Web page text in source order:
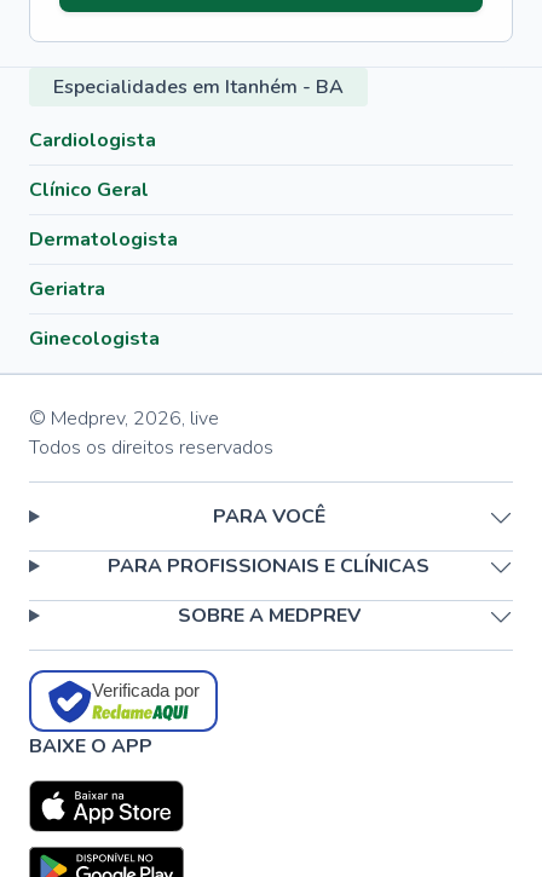
Especialidades em Itanhém - BA
Cardiologista
Clínico Geral
Dermatologista
Geriatra
Ginecologista
© Medprev, 2026, live
Todos os direitos reservados
PARA VOCÊ
PARA PROFISSIONAIS E CLÍNICAS
SOBRE A MEDPREV
Verificada por
BAIXE O APP